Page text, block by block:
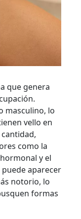
que genera
masculino, lo
vello en
como la
y el
aparecer
notorio, lo
formas